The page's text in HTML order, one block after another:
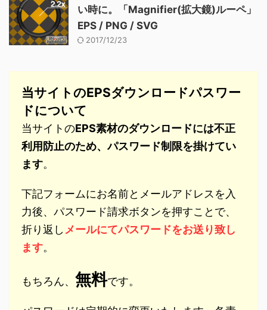
い時に。「Magnifier(拡大鏡)ルーペ」
EPS / PNG / SVG
2017/12/23
当サイトのEPSダウンロードパスワー
ドについて
当サイトのEPS素材のダウンロードには不正
利用防止のため、パスワード制限を掛けてい
ます。
下記フォームにお名前とメールアドレスを入
力後、パスワード請求ボタンを押すことで、
折り返し メールにてパスワードをお送り致し
ます。
もちろん、 無料です。